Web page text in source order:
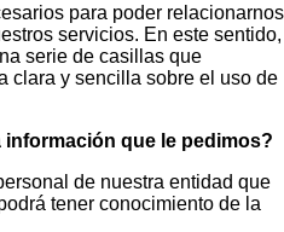
para poder relacionarnos
servicios. En este sentido,
serie de casillas que
clara y sencilla sobre el uso de
información que le pedimos?
de nuestra entidad que
tener conocimiento de la